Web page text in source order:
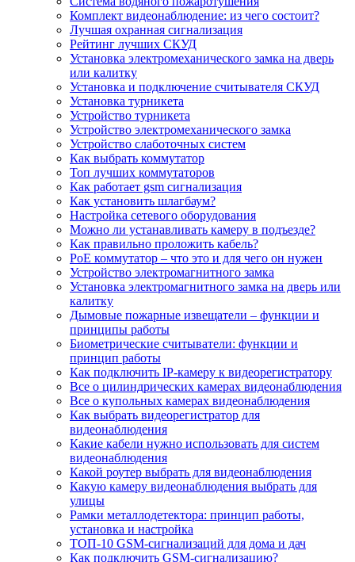
Комплект видеонаблюдение: из чего состоит?
Лучшая охранная сигнализация
Рейтинг лучших СКУД
Установка электромеханического замка на дверь
или калитку
Установка и подключение считывателя СКУД
Установка турникета
Устройство турникета
Устройство электромеханического замка
Устройство слаботочных систем
Как выбрать коммутатор
Топ лучших коммутаторов
Как работает gsm сигнализация
Как установить шлагбаум?
Настройка сетевого оборудования
Можно ли устанавливать камеру в подъезде?
Как правильно проложить кабель?
PoE коммутатор – что это и для чего он нужен
Устройство электромагнитного замка
Установка электромагнитного замка на дверь или
калитку
Дымовые пожарные извещатели – функции и
принципы работы
Биометрические считыватели: функции и
принцип работы
Как подключить IP-камеру к видеорегистратору
Все о цилиндрических камерах видеонаблюдения
Все о купольных камерах видеонаблюдения
Как выбрать видеорегистратор для
видеонаблюдения
Какие кабели нужно использовать для систем
видеонаблюдения
Какой роутер выбрать для видеонаблюдения
Какую камеру видеонаблюдения выбрать для
улицы
Рамки металлодетектора: принцип работы,
установка и настройка
ТОП-10 GSM-сигнализаций для дома и дач
Как подключить GSM-сигнализацию?